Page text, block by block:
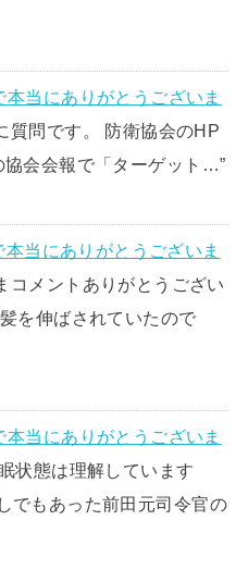
本当にありがとうございま
質問です。 防衛協会のHP
協会会報で「ターゲット…”
本当にありがとうございま
コメントありがとうござい
を伸ばされていたので
本当にありがとうございま
状態は理解しています
でもあった前田元司令官の